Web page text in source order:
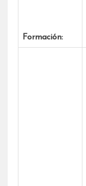
Formación: